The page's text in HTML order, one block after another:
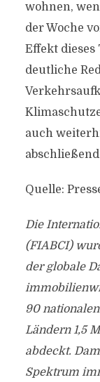
wohnen,
der Woche
Effekt
deutliche
auch
Quelle:
Die
(FIABCI)
der globale
90
Ländern 1,5
abdeckt.
Spektrum